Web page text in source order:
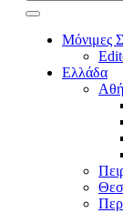
Μόνιμες
Ελλάδα